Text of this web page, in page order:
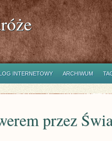
INTERNETOWY ARCHIWUM
przez